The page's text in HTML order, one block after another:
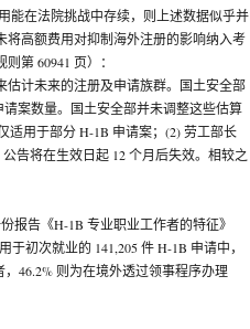
能在法院挑战中存续，则上述数据似乎并
高额费用对抑制海外注册的影响纳入考
第 60941 页）：
计未来的注册及申请族群。国土安全部
案数量。国土安全部并未调整这些估算
适用于部分 H-1B 申请案；(2) 劳工部长
告将在生效日起 12 个月后失效。相较之
报告《H-1B 专业职业工作者的特征》
于初次就业的 141,205 件 H-1B 申请中，
46.2% 则为在境外透过领事程序办理